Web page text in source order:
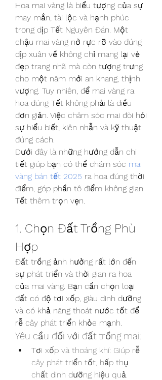
Hoa mai vàng là biểu tượng của sự
may mắn, tài lộc và hạnh phúc
trong dịp Tết Nguyên Đán. Một
chậu mai vàng nở rực rỡ vào đúng
dịp xuân về không chỉ mang lại vẻ
đẹp trang nhã mà còn tượng trưng
cho một năm mới an khang, thịnh
vượng. Tuy nhiên, để mai vàng ra
hoa đúng Tết không phải là điều
đơn giản. Việc chăm sóc mai đòi hỏi
sự hiểu biết, kiên nhẫn và kỹ thuật
đúng cách.
Dưới đây là những hướng dẫn chi
tiết giúp bạn có thể chăm sóc mai
vàng bán tết 2025 ra hoa đúng thời
điểm, góp phần tô điểm không gian
Tết thêm trọn vẹn.
1. Chọn Đất Trồng Phù
Hợp
Đất trồng ảnh hưởng rất lớn đến
sự phát triển và thời gian ra hoa
của mai vàng. Bạn cần chọn loại
đất có độ tơi xốp, giàu dinh dưỡng
và có khả năng thoát nước tốt để
rễ cây phát triển khỏe mạnh.
Yêu cầu đối với đất trồng mai:
Tơi xốp và thoáng khí: Giúp rễ
cây phát triển tốt, hấp thụ
chất dinh dưỡng hiệu quả.